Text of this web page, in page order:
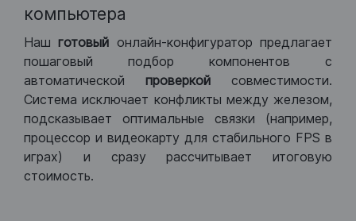
компьютера
Нашготовый онлайн-конфигуратор предлагает
пошаговый подбор компонентов с
автоматической проверкой совместимости.
Система исключает конфликты между железом,
подсказывает оптимальные связки (например,
процессор и видеокарту для стабильного FPS в
играх) и сразу рассчитывает итоговую
стоимость.